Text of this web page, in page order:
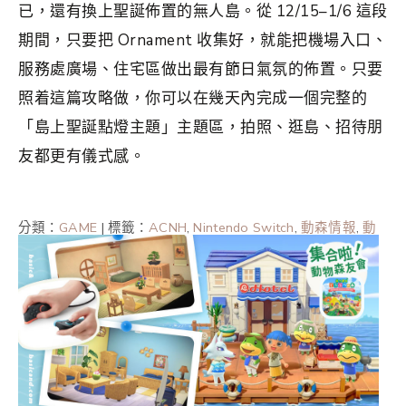
已，還有換上聖誕佈置的無人島。從 12/15–1/6 這段
期間，只要把 Ornament 收集好，就能把機場入口、
服務處廣場、住宅區做出最有節日氣氛的佈置。只要
照着這篇攻略做，你可以在幾天內完成一個完整的
「島上聖誕點燈主題」主題區，拍照、逛島、招待朋
友都更有儀式感。
分類： GAME |標籤：ACNH, Nintendo Switch, 動森情報, 動
森攻略,動森攻略2024, 動森攻略2025,動森聖誕,集合啦動
物森友會